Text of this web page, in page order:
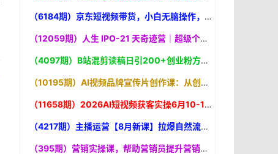
（6184期）京东短视频带货，小白无脑操作，每天五分钟
（12059期）人生 IPO-21 天奇迹营｜超级个体升级打怪的极简地图，打通输入转化输出闭环，轻松实现认知升级
（4097期）B站混剪读稿日引200+创业粉方法4.0曝光，24年8月最新方法Ai一键操作 速
（10195期）AI视频品牌宣传片创作课：从创意到成片7步走，用AI快速打造电影质感品牌视频
（11658期）2026AI短视频获客实操6月10-14号线下营，解决视频没流量无客户难题，全套脚本模板实现流量变现
（4217期）主播运营【8月新课】拉爆自然流，做懂流量的主播新规政策下，自然流破
（395期）营销实操课，帮助营销员提升营销技能【完结】【音频+文档